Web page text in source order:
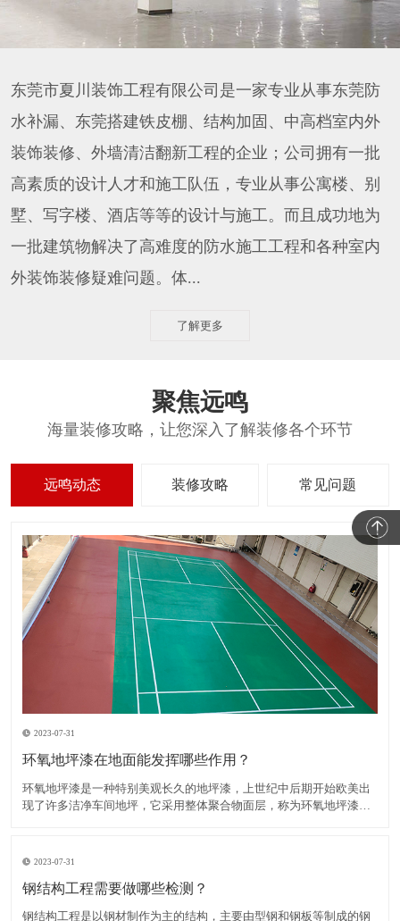
东莞市夏川装饰工程有限公司是一家专业从事东莞防
水补漏、东莞搭建铁皮棚、结构加固、中高档室内外
装饰装修、外墙清洁翻新工程的企业；公司拥有一批
高素质的设计人才和施工队伍，专业从事公寓楼、别
墅、写字楼、酒店等等的设计与施工。而且成功地为
一批建筑物解决了高难度的防水施工工程和各种室内
外装饰装修疑难问题。体...
了解更多
聚焦远鸣
海量装修攻略，让您深入了解装修各个环节
远鸣动态 装修攻略 常见问题
2023-07-31
环氧地坪漆在地面能发挥哪些作用？
环氧地坪漆是一种特别美观长久的地坪漆，上世纪中后期开始欧美出
现了许多洁净车间地坪，它采用整体聚合物面层，称为环氧地坪漆，
色比较丰富，而且是有一定的亮泽度的，所以可以给人一种视觉
2023-07-31
钢结构工程需要做哪些检测？
钢结构工程是以钢材制作为主的结构，主要由型钢和钢板等制成的钢